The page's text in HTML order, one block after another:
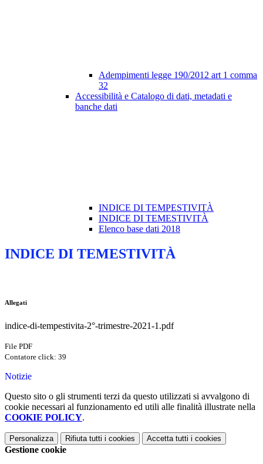
Adempimenti legge 190/2012 art 1 comma
32
Accessibilità e Catalogo di dati, metadati e
banche dati
INDICE DI TEMPESTIVITÀ
INDICE DI TEMESTIVITÀ
Elenco base dati 2018
INDICE DI TEMESTIVITÀ
Allegati
indice-di-tempestivita-2°-trimestre-2021-1.pdf
File PDF
Contatore click: 39
Notizie
Questo sito o gli strumenti terzi da questo utilizzati si avvalgono di
cookie necessari al funzionamento ed utili alle finalità illustrate nella
COOKIE POLICY.
Personalizza Rifiuta tutti i cookies Accetta tutti i cookies
Gestione cookie